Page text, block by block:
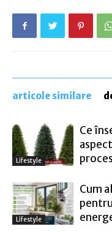
articole similare
Lifestyle
Ce
Lifestyle
Cum